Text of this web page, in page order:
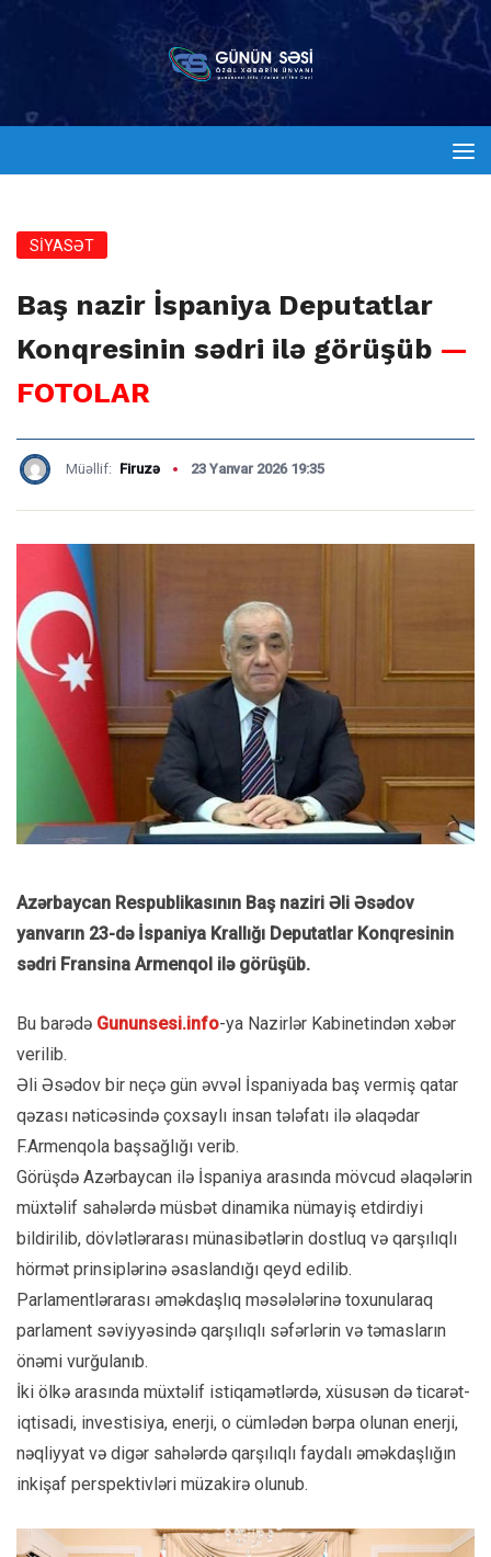
SİYASƏT
Baş nazir İspaniya Deputatlar
Konqresinin sədri ilə görüşüb —
FOTOLAR
Müəllif: Firuzə 23 Yanvar 2026 19:35
Azərbaycan Respublikasının Baş naziri Əli Əsədov
yanvarın 23-də İspaniya Krallığı Deputatlar Konqresinin
sədri Fransina Armenqol ilə görüşüb.
Bu barədə Gununsesi.info-ya Nazirlər Kabinetindən xəbər
verilib.
Əli Əsədov bir neçə gün əvvəl İspaniyada baş vermiş qatar
qəzası nəticəsində çoxsaylı insan tələfatı ilə əlaqədar
F.Armenqola başsağlığı verib.
Görüşdə Azərbaycan ilə İspaniya arasında mövcud əlaqələrin
müxtəlif sahələrdə müsbət dinamika nümayiş etdirdiyi
bildirilib, dövlətlərarası münasibətlərin dostluq və qarşılıqlı
hörmət prinsiplərinə əsaslandığı qeyd edilib.
Parlamentlərarası əməkdaşlıq məsələlərinə toxunularaq
parlament səviyyəsində qarşılıqlı səfərlərin və təmasların
önəmi vurğulanıb.
İki ölkə arasında müxtəlif istiqamətlərdə, xüsusən də ticarət-
iqtisadi, investisiya, enerji, o cümlədən bərpa olunan enerji,
nəqliyyat və digər sahələrdə qarşılıqlı faydalı əməkdaşlığın
inkişaf perspektivləri müzakirə olunub.